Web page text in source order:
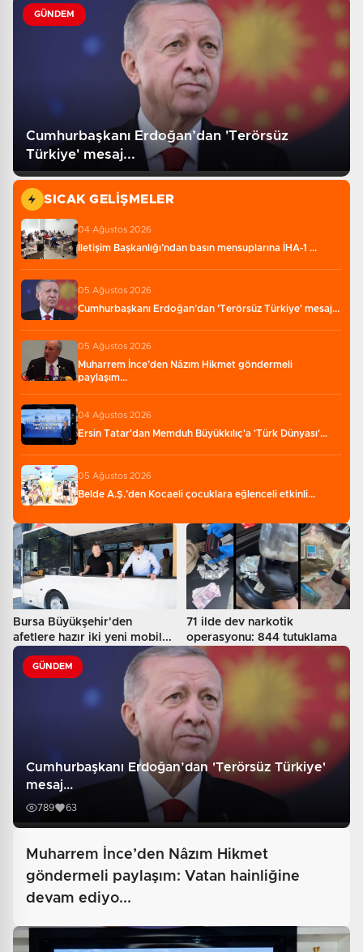
GÜNDEM
Cumhurbaşkanı Erdoğan’dan 'Terörsüz
Türkiye' mesaj...
SICAK GELIŞMELER
04 Ağustos 2026
İletişim Başkanlığı’ndan basın mensuplarına İHA-1 ...
05 Ağustos 2026
Cumhurbaşkanı Erdoğan’dan 'Terörsüz Türkiye' mesaj...
05 Ağustos 2026
Muharrem İnce’den Nâzım Hikmet göndermeli
paylaşım...
04 Ağustos 2026
Ersin Tatar'dan Memduh Büyükkılıç'a 'Türk Dünyası'...
05 Ağustos 2026
Belde A.Ş.’den Kocaeli çocuklara eğlenceli etkinli...
Bursa Büyükşehir'den
afetlere hazır iki yeni mobil...
71 ilde dev narkotik
operasyonu: 844 tutuklama
GÜNDEM
Cumhurbaşkanı Erdoğan’dan 'Terörsüz Türkiye'
mesaj...
789 63
Muharrem İnce’den Nâzım Hikmet
göndermeli paylaşım: Vatan hainliğine
devam ediyo...